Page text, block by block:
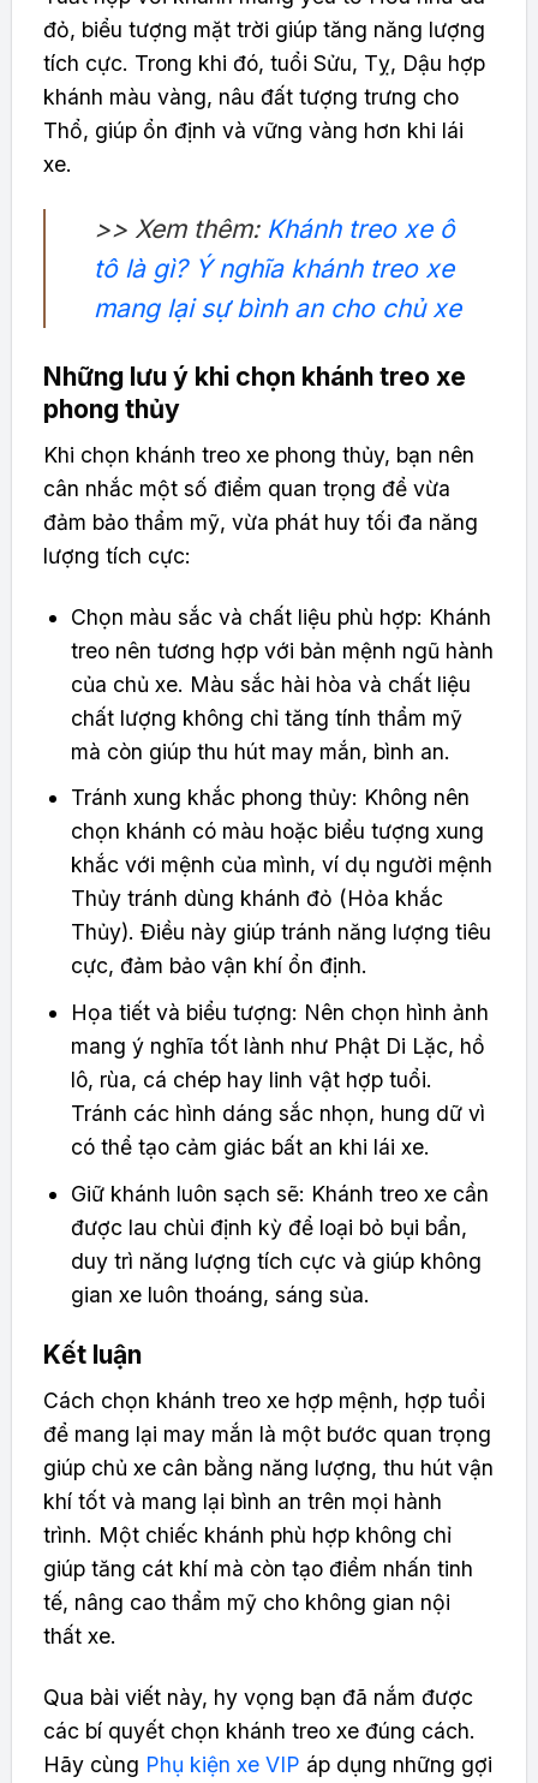
đỏ, biểu tượng mặt trời giúp tăng năng lượng
tích cực. Trong khi đó, tuổi Sửu, Tỵ, Dậu hợp
khánh màu vàng, nâu đất tượng trưng cho
Thổ, giúp ổn định và vững vàng hơn khi lái
xe.
>> Xem thêm: Khánh treo xe ô
tô là gì? Ý nghĩa khánh treo xe
mang lại sự bình an cho chủ xe
Những lưu ý khi chọn khánh treo xe
phong thủy
Khi chọn khánh treo xe phong thủy, bạn nên
cân nhắc một số điểm quan trọng để vừa
đảm bảo thẩm mỹ, vừa phát huy tối đa năng
lượng tích cực:
Chọn màu sắc và chất liệu phù hợp: Khánh
treo nên tương hợp với bản mệnh ngũ hành
của chủ xe. Màu sắc hài hòa và chất liệu
chất lượng không chỉ tăng tính thẩm mỹ
mà còn giúp thu hút may mắn, bình an.
Tránh xung khắc phong thủy: Không nên
chọn khánh có màu hoặc biểu tượng xung
khắc với mệnh của mình, ví dụ người mệnh
Thủy tránh dùng khánh đỏ (Hỏa khắc
Thủy). Điều này giúp tránh năng lượng tiêu
cực, đảm bảo vận khí ổn định.
Họa tiết và biểu tượng: Nên chọn hình ảnh
mang ý nghĩa tốt lành như Phật Di Lặc, hồ
lô, rùa, cá chép hay linh vật hợp tuổi.
Tránh các hình dáng sắc nhọn, hung dữ vì
có thể tạo cảm giác bất an khi lái xe.
Giữ khánh luôn sạch sẽ: Khánh treo xe cần
được lau chùi định kỳ để loại bỏ bụi bẩn,
duy trì năng lượng tích cực và giúp không
gian xe luôn thoáng, sáng sủa.
Kết luận
Cách chọn khánh treo xe hợp mệnh, hợp tuổi
để mang lại may mắn là một bước quan trọng
giúp chủ xe cân bằng năng lượng, thu hút vận
khí tốt và mang lại bình an trên mọi hành
trình. Một chiếc khánh phù hợp không chỉ
giúp tăng cát khí mà còn tạo điểm nhấn tinh
tế, nâng cao thẩm mỹ cho không gian nội
thất xe.
Qua bài viết này, hy vọng bạn đã nắm được
các bí quyết chọn khánh treo xe đúng cách.
Hãy cùng Phụ kiện xe VIP áp dụng những gợi